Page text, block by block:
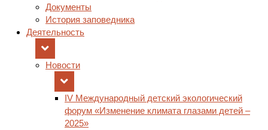
Документы
История заповедника
Деятельность
Новости
IV Международный детский экологический
форум «Изменение климата глазами детей –
2025»